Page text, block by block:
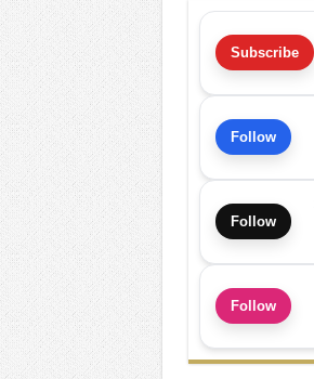
Subscribe
Follow
Follow
Follow